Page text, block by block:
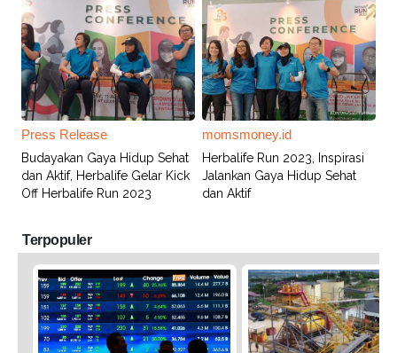
Press Release
Budayakan Gaya Hidup Sehat
dan Aktif, Herbalife Gelar Kick
Off Herbalife Run 2023
momsmoney.id
Herbalife Run 2023, Inspirasi
Jalankan Gaya Hidup Sehat
dan Aktif
Terpopuler